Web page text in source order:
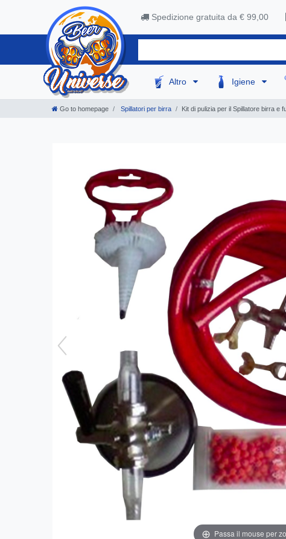
Spedizione gratuita da € 99,00
Altro Igiene
Go to homepage Spillatori per birra Kit di pulizia per il Spillatore birra e
Passa il mouse per